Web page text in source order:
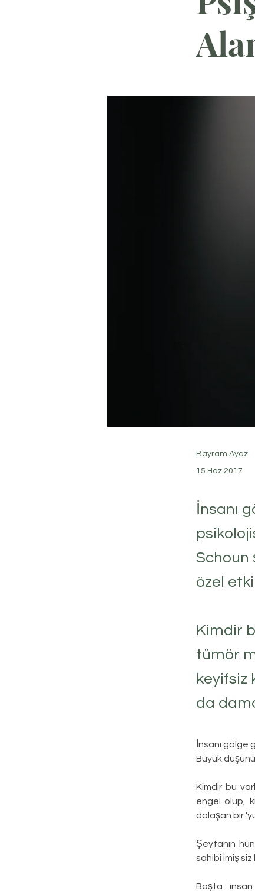
Bayram Ayaz
15 Haz 2017
İnsanı
Schoun
özel etki
Kimdir
tümör
keyifsiz
da
İnsanı gölge
Büyük
Kimdir bu
engel olup,
dolaşan bir
Şeytanın
sahibi imiş siz
Başta insan